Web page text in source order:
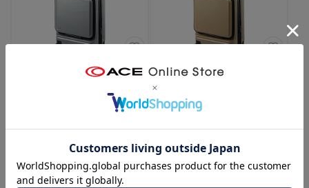
機内持込
PROTECA／プロテカ フレスター
ッパー フロントオープン 26/33L
1-2泊 ストッパー 機内持込
PROTECA／プロテカ フレスター
EX 機内持ち込み キャスタースト
ッパー フロントオープン 26/33L
01550